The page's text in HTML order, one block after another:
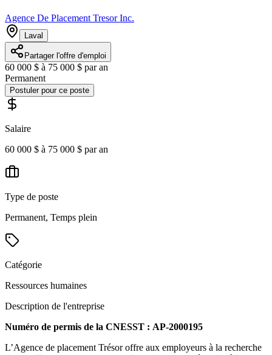
Agence De Placement Tresor Inc.
Laval
Partager l'offre d'emploi
60 000 $ à 75 000 $ par an
Permanent
Postuler pour ce poste
Salaire
60 000 $ à 75 000 $ par an
Type de poste
Permanent, Temps plein
Catégorie
Ressources humaines
Description de l'entreprise
Numéro de permis de la CNESST : AP-2000195
L’Agence de placement Trésor offre aux employeurs à la recherche